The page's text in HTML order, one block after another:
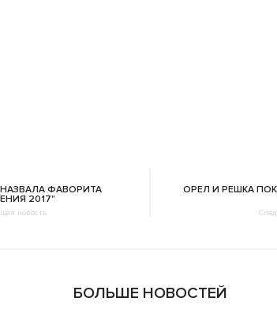
НАЗВАЛА ФАВОРИТА
2017"
новость
ОРЕЛ И РЕШКА
БОЛЬШЕ НОВОСТЕЙ